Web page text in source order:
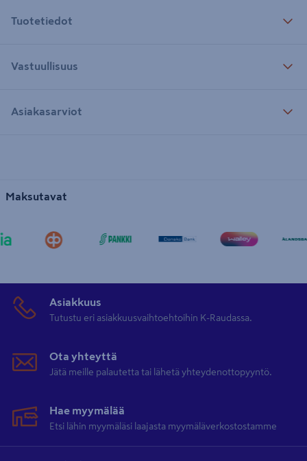
Tuotetiedot
Vastuullisuus
Asiakasarviot
Maksutavat
Asiakkuus
Tutustu eri asiakkuusvaihtoehtoihin K-Raudassa.
Ota yhteyttä
Jätä meille palautetta tai lähetä yhteydenottopyyntö.
Hae myymälää
Etsi lähin myymäläsi laajasta myymäläverkostostamme